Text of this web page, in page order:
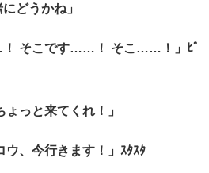
どうかね」
そこです……！ そこ……！」ﾋﾟ
ょっと来てくれ！」
ウ、今行きます！」ｽﾀｽﾀ